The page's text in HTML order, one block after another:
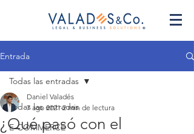
Entrada
Todas las entradas
E-COMMERCE
Todas las entradas
¿Qué pasó con el
Daniel Valadés
7 ago 2021 2 min de lectura